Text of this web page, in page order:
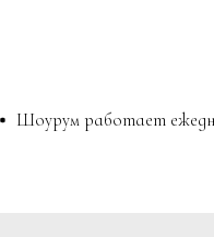
Шоурум работает